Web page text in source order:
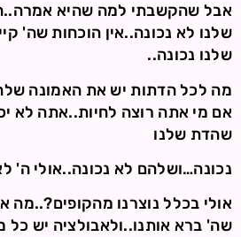
אבל שהקשבתי למה שהיא
שלנו לא נכונה..אין הוכחות שה'
שלנו נכונה..
מה לכל הדתות יש את האמונה
אם מי אתה רוצה לחיות..אתה לא
שהדת שלנו
נכונה…ושלהם לא נכונה..אולי ה'
אולי בכלל נוצרנו מהקופים?..מה
שה' ברא אותנו..ולאבולציה יש כל